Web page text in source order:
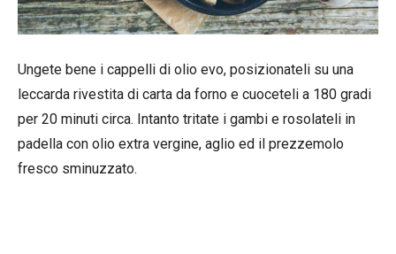
Ungete bene i cappelli di olio evo, posizionateli su una
leccarda rivestita di carta da forno e cuoceteli a 180 gradi
per 20 minuti circa. Intanto tritate i gambi e rosolateli in
padella con olio extra vergine, aglio ed il prezzemolo
fresco sminuzzato.